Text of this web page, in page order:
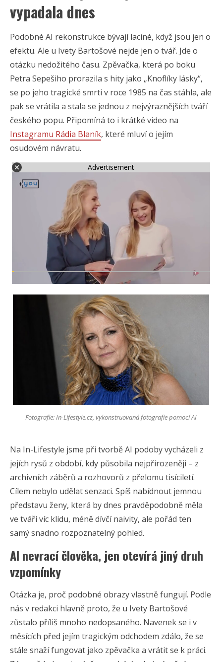
vypadala dnes
Podobné AI rekonstrukce bývají laciné, když jsou jen o
efektu. Ale u Ivety Bartošové nejde jen o tvář. Jde o
otázku nedožitého času. Zpěvačka, která po boku
Petra Sepešiho prorazila s hity jako „Knoflíky lásky“,
se po jeho tragické smrti v roce 1985 na čas stáhla, ale
pak se vrátila a stala se jednou z nejvýraznějších tváří
českého popu. Připomíná to i krátké video na
Instagramu Rádia Blaník, které mluví o jejím
osudovém návratu.
Advertisement
Fotografie: In-Lifestyle.cz, vykonstruovaná fotografie pomocí AI
Na In-Lifestyle jsme při tvorbě AI podoby vycházeli z
jejích rysů z období, kdy působila nejpřirozeněji – z
archivních záběrů a rozhovorů z přelomu tisíciletí.
Cílem nebylo udělat senzaci. Spíš nabídnout jemnou
představu ženy, která by dnes pravděpodobně měla
ve tváři víc klidu, méně dívčí naivity, ale pořád ten
samý snadno rozpoznatelný pohled.
AI nevrací člověka, jen otevírá jiný druh
vzpomínky
Otázka je, proč podobné obrazy vlastně fungují. Podle
nás v redakci hlavně proto, že u Ivety Bartošové
zůstalo příliš mnoho nedopsaného. Navenek se i v
měsících před jejím tragickým odchodem zdálo, že se
stále snaží fungovat jako zpěvačka a vrátit se k práci.